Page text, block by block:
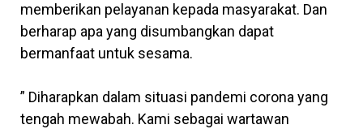
memberikan pelayanan kepada masyarakat. Dan
berharap apa yang disumbangkan dapat
bermanfaat untuk sesama.
” Diharapkan dalam situasi pandemi corona yang
tengah mewabah. Kami sebagai wartawan